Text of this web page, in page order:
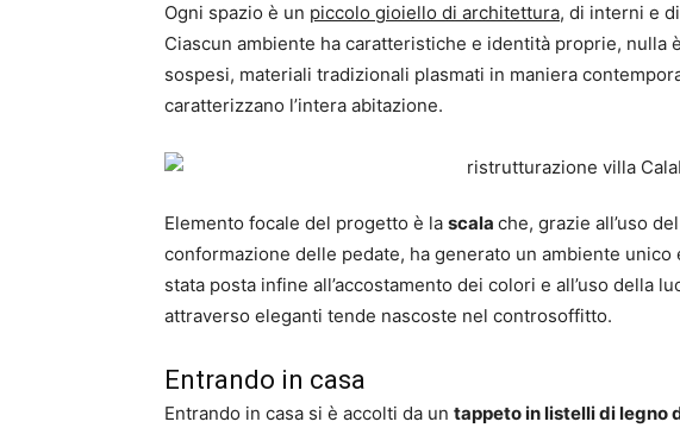
Ogni spazio è un piccolo gioiello di architettura, di interni e
Ciascun ambiente ha caratteristiche e identità proprie, nulla
sospesi, materiali tradizionali plasmati in maniera
caratterizzano l’intera abitazione.
Elemento focale del progetto è la scala che, grazie all’uso
conformazione delle pedate, ha generato un ambiente
stata posta infine all’accostamento dei colori e all’uso della
attraverso eleganti tende nascoste nel controsoffitto.
Entrando in casa
Entrando in casa si è accolti da un tappeto in listelli di legno